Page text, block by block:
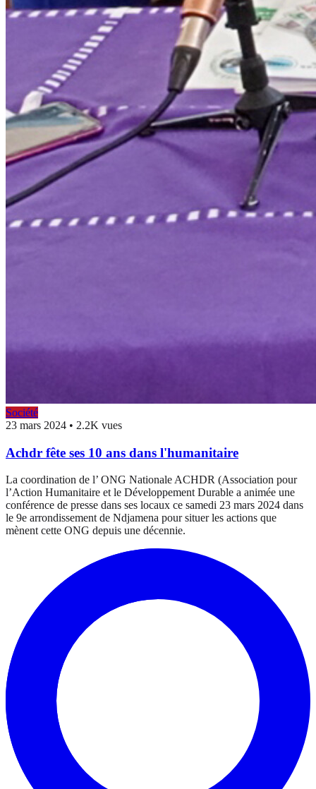
Société
23 mars 2024 • 2.2K vues
Achdr fête ses 10 ans dans l'humanitaire
La coordination de l’ ONG Nationale ACHDR (Association pour
l’Action Humanitaire et le Développement Durable a animée une
conférence de presse dans ses locaux ce samedi 23 mars 2024 dans
le 9e arrondissement de Ndjamena pour situer les actions que
mènent cette ONG depuis une décennie.